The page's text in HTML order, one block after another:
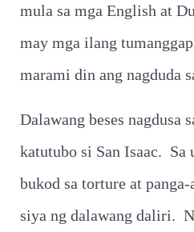
mula sa mga English at
may mga ilang
marami din ang nagduda
Dalawang beses nagdusa
katutubo si San Isaac. Sa
bukod sa torture at
siya ng dalawang daliri.